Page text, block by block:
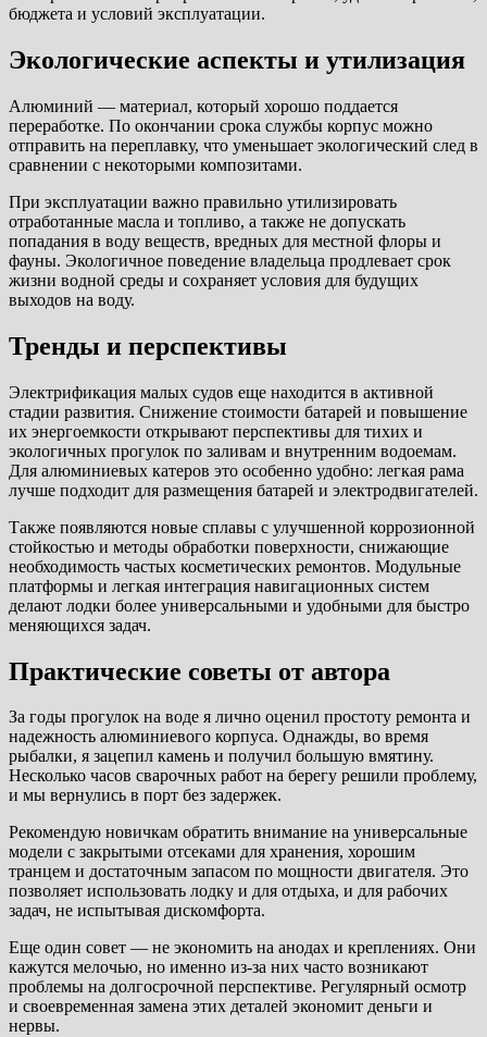
бюджета и условий эксплуатации.
Экологические аспекты и утилизация
Алюминий — материал, который хорошо поддается
переработке. По окончании срока службы корпус можно
отправить на переплавку, что уменьшает экологический след в
сравнении с некоторыми композитами.
При эксплуатации важно правильно утилизировать
отработанные масла и топливо, а также не допускать
попадания в воду веществ, вредных для местной флоры и
фауны. Экологичное поведение владельца продлевает срок
жизни водной среды и сохраняет условия для будущих
выходов на воду.
Тренды и перспективы
Электрификация малых судов еще находится в активной
стадии развития. Снижение стоимости батарей и повышение
их энергоемкости открывают перспективы для тихих и
экологичных прогулок по заливам и внутренним водоемам.
Для алюминиевых катеров это особенно удобно: легкая рама
лучше подходит для размещения батарей и электродвигателей.
Также появляются новые сплавы с улучшенной коррозионной
стойкостью и методы обработки поверхности, снижающие
необходимость частых косметических ремонтов. Модульные
платформы и легкая интеграция навигационных систем
делают лодки более универсальными и удобными для быстро
меняющихся задач.
Практические советы от автора
За годы прогулок на воде я лично оценил простоту ремонта и
надежность алюминиевого корпуса. Однажды, во время
рыбалки, я зацепил камень и получил большую вмятину.
Несколько часов сварочных работ на берегу решили проблему,
и мы вернулись в порт без задержек.
Рекомендую новичкам обратить внимание на универсальные
модели с закрытыми отсеками для хранения, хорошим
транцем и достаточным запасом по мощности двигателя. Это
позволяет использовать лодку и для отдыха, и для рабочих
задач, не испытывая дискомфорта.
Еще один совет — не экономить на анодах и креплениях. Они
кажутся мелочью, но именно из-за них часто возникают
проблемы на долгосрочной перспективе. Регулярный осмотр
и своевременная замена этих деталей экономит деньги и
нервы.